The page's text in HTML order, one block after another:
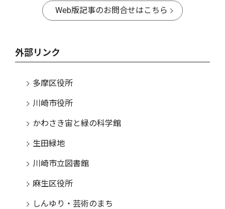
Web版記事のお問合せはこちら
外部リンク
多摩区役所
川崎市役所
かわさき宙と緑の科学館
生田緑地
川崎市立図書館
麻生区役所
しんゆり・芸術のまち